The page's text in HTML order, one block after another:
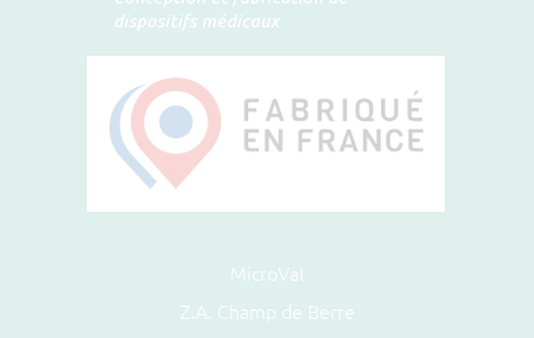
MicroVal
Z.A. Champ de Berre